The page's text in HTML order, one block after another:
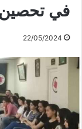
في تحصين
22/05/2024